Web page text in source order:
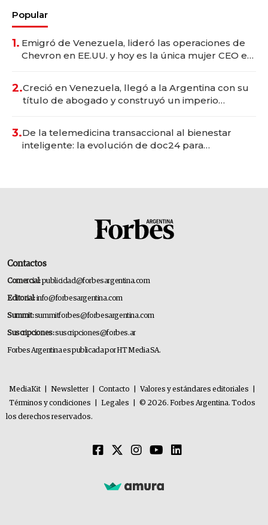
Popular
1. Emigró de Venezuela, lideró las operaciones de
Chevron en EE.UU. y hoy es la única mujer CEO en
2.Creció en Venezuela, llegó a la Argentina con su
título de abogado y construyó un imperio
3.De la telemedicina transaccional al bienestar
inteligente: la evolución de doc24 para
Contactos
Comercial:publicidad@forbesargentina.com
Editorial:info@forbesargentina.com
Summit:summitforbes@forbesargentina.com
Suscripciones:suscripciones@forbes.ar
Forbes Argentina es publicada por HT Media SA.
MediaKit Newsletter Contacto Valores y estándares editoriales
Términos y condiciones
Legales
© 2026. Forbes Argentina. Todos
los derechos reservados.